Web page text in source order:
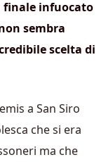
finale infuocato
sembra
scelta di
a San Siro
che si era
ma che